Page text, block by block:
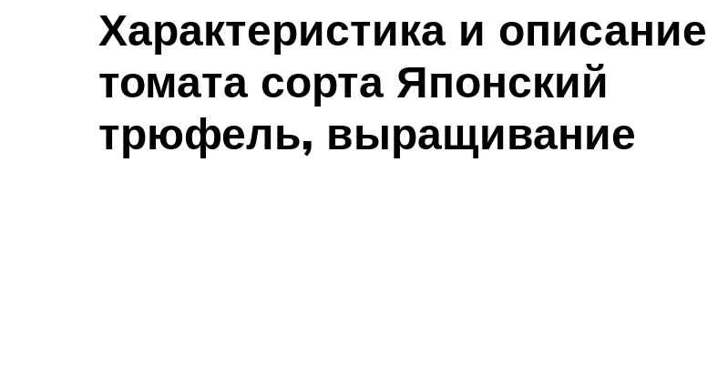
Характеристика и описание
томата сорта Японский
трюфель, выращивание